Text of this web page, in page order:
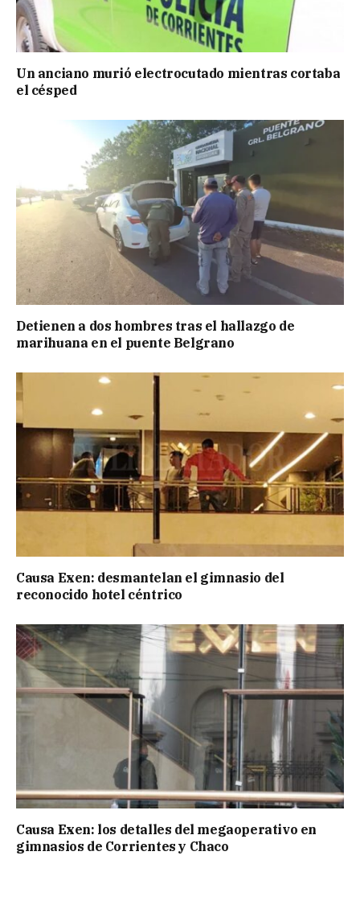
Un anciano murió electrocutado mientras cortaba
el césped
Detienen a dos hombres tras el hallazgo de
marihuana en el puente Belgrano
Causa Exen: desmantelan el gimnasio del
reconocido hotel céntrico
Causa Exen: los detalles del megaoperativo en
gimnasios de Corrientes y Chaco